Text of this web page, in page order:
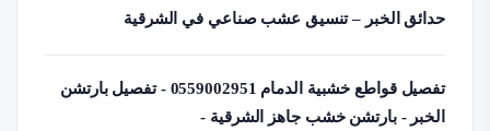
حدائق الخبر – تنسيق عشب صناعي في الشرقية
تفصيل قواطع خشبية الدمام 0559002951 - تفصيل بارتشن
الخبر - بارتشن خشب جاهز الشرقية -